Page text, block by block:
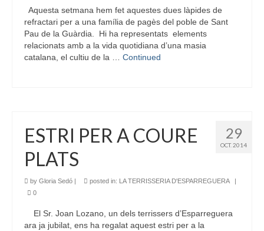
Aquesta setmana hem fet aquestes dues làpides de
refractari per a una família de pagès del poble de Sant
Pau de la Guàrdia. Hi ha representats elements
relacionats amb a la vida quotidiana d’una masia
catalana, el cultiu de la … Continued
29
OCT. 2014
ESTRI PER A COURE
PLATS
by Gloria Sedó posted in: LA TERRISSERIA D'ESPARREGUERA
0
El Sr. Joan Lozano, un dels terrissers d’Esparreguera
ara ja jubilat, ens ha regalat aquest estri per a la